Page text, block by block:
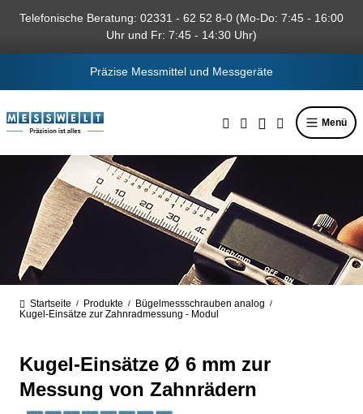
springen
Telefonische Beratung: 02331 - 62 52 8-0 (Mo-Do: 7:45 - 16:00
Uhr und Fr: 7:45 - 14:30 Uhr)
Präzise Messmittel und Messgeräte
Menü
Startseite / Produkte / Bügelmessschrauben analog /
Kugel-Einsätze zur Zahnradmessung - Modul
Kugel-Einsätze Ø 6 mm zur
Messung von Zahnrädern